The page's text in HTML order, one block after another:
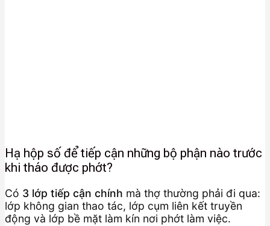
Hạ hộp số để tiếp cận những bộ phận nào trước
khi tháo được phớt?
Có 3 lớp tiếp cận chính mà thợ thường phải đi qua:
lớp không gian thao tác, lớp cụm liên kết truyền
động và lớp bề mặt làm kín nơi phớt làm việc.